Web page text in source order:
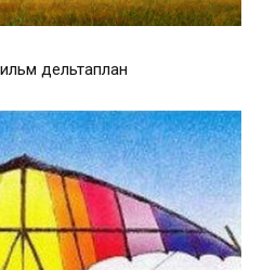
дельтаплан